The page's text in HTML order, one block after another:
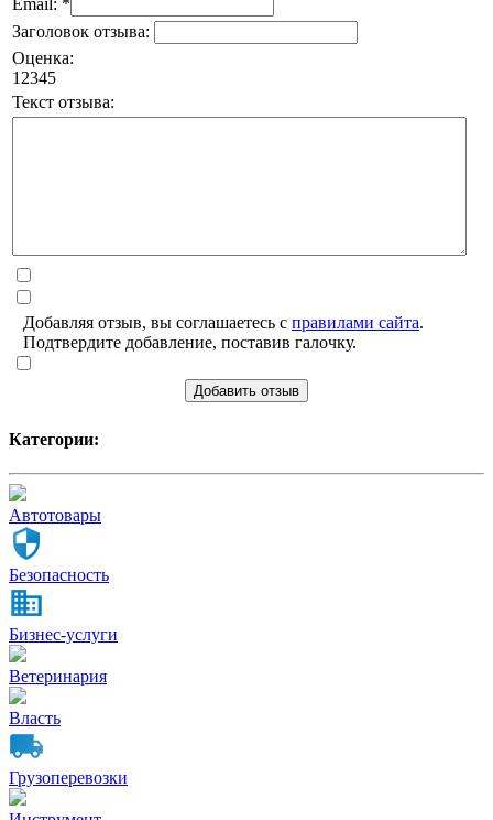
Email: *
Заголовок отзыва:
Оценка:
1 2345
Текст отзыва:
Добавляя отзыв, вы соглашаетесь с правилами сайта.
Подтвердите добавление, поставив галочку.
Добавить отзыв
Категории:
Автотовары
Безопасность
Бизнес-услуги
Ветеринария
Власть
Грузоперевозки